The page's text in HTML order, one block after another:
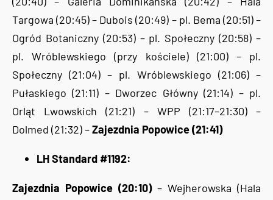
Targowa (20:45) – Dubois (20:49) – pl. Bema (20:51) –
Ogród Botaniczny (20:53) – pl. Społeczny (20:58) –
pl. Wróblewskiego (przy kościele) (21:00) – pl.
Społeczny (21:04) – pl. Wróblewskiego (21:06) –
Pułaskiego (21:11) – Dworzec Główny (21:14) – pl.
Orląt Lwowskich (21:21) – WPP (21:17–21:30) –
Dolmed (21:32) –Zajezdnia Popowice (21:41)
LH Standard #1192:
Zajezdnia Popowice (20:10)– Wejherowska (Hala